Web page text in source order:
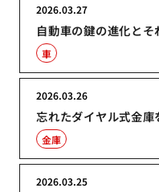
自動車の鍵の進化と
2026.03.27
車
忘れたダイヤル式金庫
2026.03.26
金庫
2026.03.25